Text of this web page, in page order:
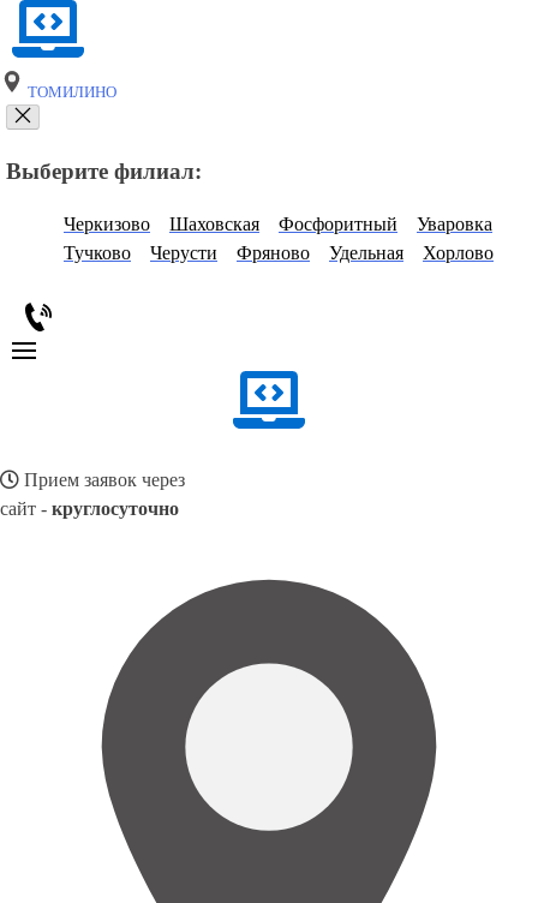
ТОМИЛИНО
Выберите филиал:
Черкизово Шаховская Фосфоритный
Уваровка
Тучково
Черусти Фряново Удельная Хорлово
Прием заявок через
сайт - круглосуточно